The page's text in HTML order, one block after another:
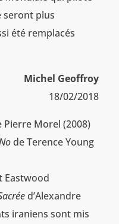
seront plus
été remplacés
Michel Geoffroy
18/02/2018
Morel (2008)
de Terence Young
Eastwood
d’Alexandre
iraniens sont mis